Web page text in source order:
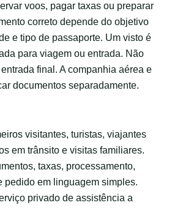
voos, pagar taxas ou preparar
correto depende do objetivo
e tipo de passaporte. Um visto é
para viagem ou entrada. Não
final. A companhia aérea e
documentos separadamente.
visitantes, turistas, viajantes
em trânsito e visitas familiares.
taxas, processamento,
pedido em linguagem simples.
privado de assistência a